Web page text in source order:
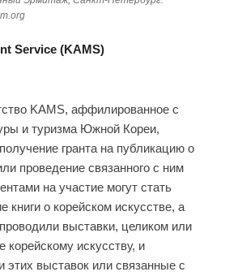
Service (KAMS)
KAMS, аффилированное с
и туризма Южной Кореи,
гранта на публикацию о
проведение связанного с ним
на участие могут стать
книги о корейском искусстве, а
выставки, целиком или
корейскому искусству, и
этих выставок или связанные с